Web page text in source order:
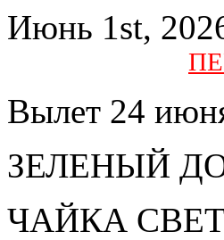
Июнь 1st,
Вылет 24
ЗЕЛЕНЫЙ
ЧАЙКА